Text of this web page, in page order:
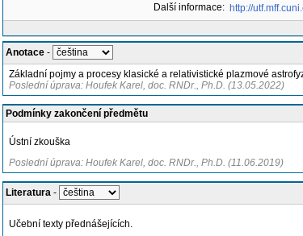
Další informace: http://
Anotace -
Základní pojmy a procesy klasické a relativistické plazmové
Poslední úprava: Houfek Karel, doc. RNDr., Ph.D. (13.05.2022)
Podmínky zakončení předmětu
Ústní zkouška
Poslední úprava: Houfek Karel, doc. RNDr., Ph.D. (11.06.2019)
Literatura -
Učební texty přednášejících.